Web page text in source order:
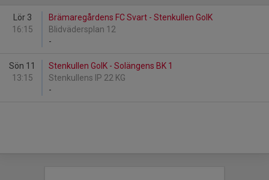
Lör 3
16:15
Brämaregårdens FC Svart - Stenkullen GoIK
Blidvädersplan 12
-
Sön 11
13:15
Stenkullen GoIK - Solängens BK 1
Stenkullens IP 22 KG
-